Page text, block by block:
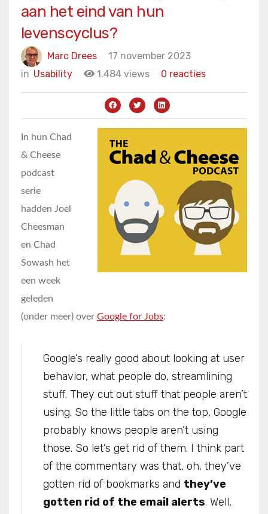
aan het eind van hun
levenscyclus?
Marc Drees
17 november 2023
in Usability 1.484 views 0 reacties
In hun Chad
& Cheese
podcast
serie
hadden Joel
Cheesman
en Chad
Sowash het
een week
geleden
(onder meer) over Google for Jobs:
Google’s really good about looking at user
behavior, what people do, streamlining
stuff. They cut out stuff that people aren’t
using. So the little tabs on the top, Google
probably knows people aren’t using
those. So let’s get rid of them. I think part
of the commentary was that, oh, they’ve
gotten rid of bookmarks and they’ve
gotten rid of the email alerts. Well,